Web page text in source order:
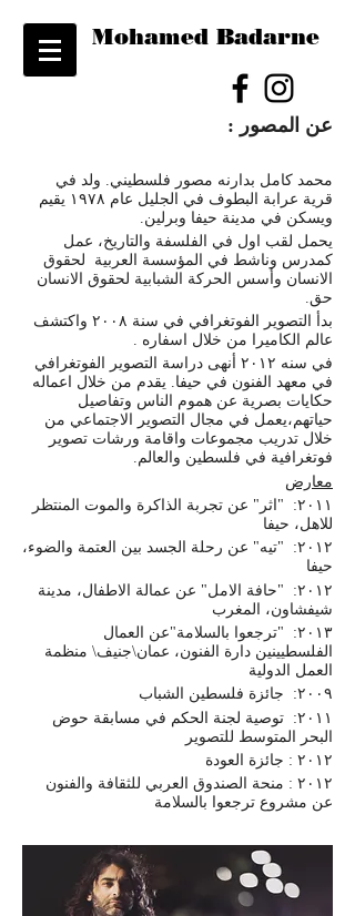
Mohamed Badarne
عن المصور :
محمد كامل بدارنه مصور فلسطيني ولد في
قرية عرابة البطوف في الجليل عام ١٩٧٨ يقيم
ويسكن في مدينة حيفا وبرلين
يحمل لقب اول في الفلسفة والتاريخ، عمل
كمدرس وناشط في المؤسسة العربية
لحقوق
الانسان وأسس الحركة الشبابية لحقوق الانسان
حق
بدأ
التصوير الفوتغرافي في سنة ٢٠٠٨ واكتشف
عالم
الكاميرا من خلال اسفاره .
في سنه ٢٠١٢ أنهى دراسة التصوير
الفوتغرافي
في معهد الفنون في حيفا. يقدم من خلال
اعماله
حكايات بصرية عن هموم الناس وتفاصيل
حياتهم،يعمل في مجال التصوير الاجتماعي من
خلال تدريب مجموعات واقامة ورشات تصوير
فوتغرافية في فلسطين والعالم.
معارض
٢٠١١: " اثر " عن تجربة الذاكرة والموت
المنتظر
للاهل، حيفا
٢٠١٢: "تيه" عن رحلة الجسد بين العتمة والضوء،
حيفا
٢٠١٢: "حافة الامل" عن عمالة الاطفال، مدينة
شيفشاون، المغرب
٢٠١٣: "ترجعوا بالسلامة"عن
العمال
الفلسطيينين دارة الفنون، عمان\جنيف\ منظمة
العمل
الدولية
٢٠٠٩: جائزة فلسطين
الشباب
٢٠١١: توصية لجنة الحكم في مسابقة حوض
البحر المتوسط للتصوير
٢٠١٢ : جائزة
العودة
٢٠١٢ : منحة الصندوق العربي للثقافة والفنون
عن مشروع ترجعوا بالسلامة